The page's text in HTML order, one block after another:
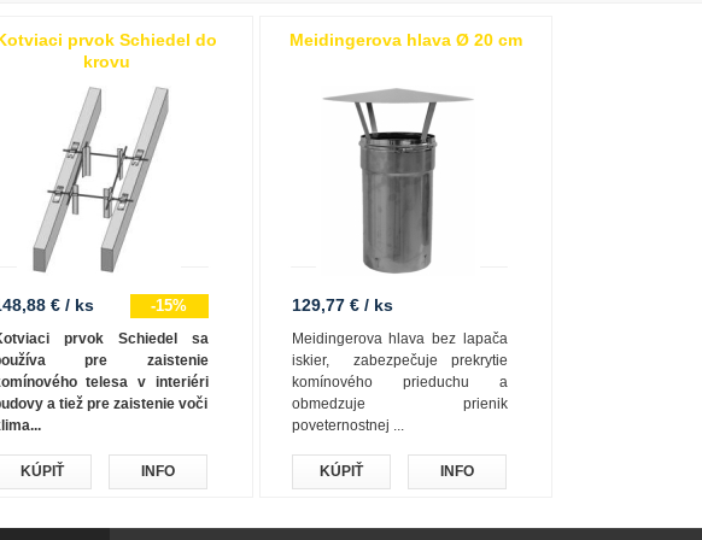
prvok Schiedel do
krovu
€ / ks -15%
prvok Schiedel sa
pre zaistenie
telesa v interiéri
a tiež pre zaistenie voči
KÚPIŤ INFO
Meidingerova hlava Ø 20 cm
129,77 € / ks
Meidingerova hlava bez lapača
iskier, zabezpečuje prekrytie
komínového prieduchu a
obmedzuje prienik
poveternostnej ...
KÚPIŤ INFO